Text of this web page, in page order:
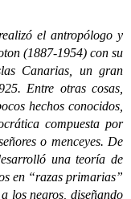
el antropólogo y
(1887-1954) con su
Canarias, un gran
Entre otras cosas,
hechos conocidos,
compuesta por
o menceyes. De
una teoría de
en “razas primarias”
los negros, diseñando